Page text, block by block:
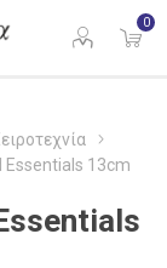
0
Essentials 13cm